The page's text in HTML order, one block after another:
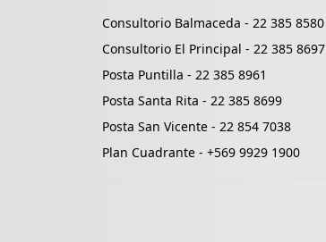
Consultorio Balmaceda - 22 385 8580
Consultorio El Principal - 22 385 8697
Posta Puntilla - 22 385 8961
Posta Santa Rita - 22 385 8699
Posta San Vicente - 22 854 7038
Plan Cuadrante - +569 9929 1900